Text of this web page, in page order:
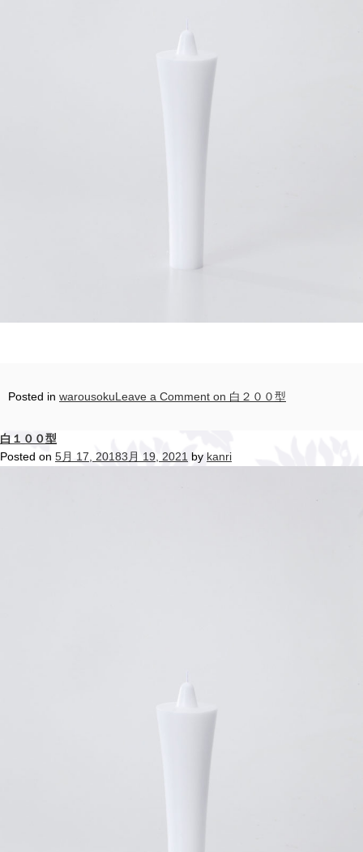
Posted in warousokuLeave a Comment on 白２００型
白１００型
Posted on 5月 17, 20183月 19, 2021 by kanri